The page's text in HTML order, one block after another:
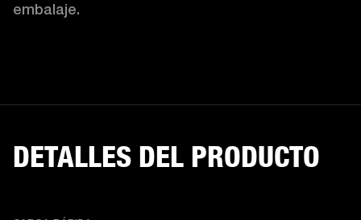
embalaje.
DETALLES DEL PRODUCTO